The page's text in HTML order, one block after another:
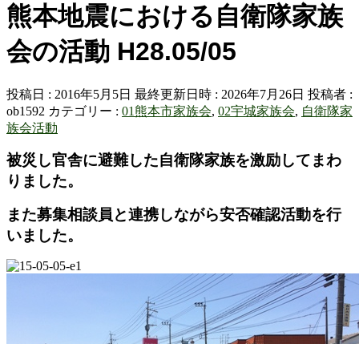
熊本地震における自衛隊家族
会の活動 H28.05/05
投稿日 : 2016年5月5日 最終更新日時 : 2026年7月26日 投稿者 :
ob1592 カテゴリー : 01熊本市家族会, 02宇城家族会, 自衛隊家
族会活動
被災し官舎に避難した自衛隊家族を激励してまわ
りました。
また募集相談員と連携しながら安否確認活動を行
いました。